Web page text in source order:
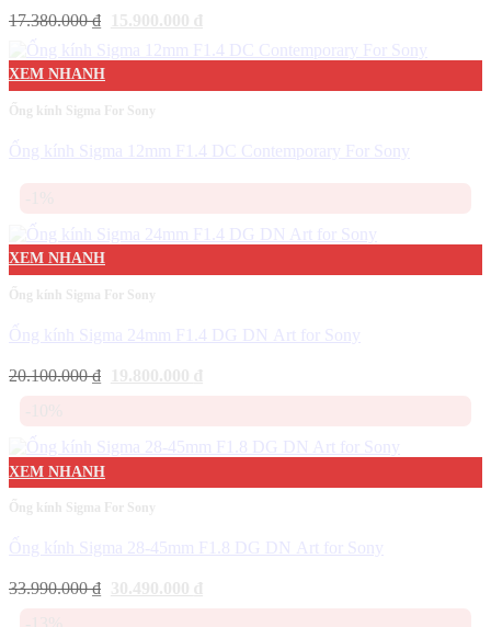
17.380.000₫
là:
tại
15.900.000 ₫.
XEM NHANH
Ống kính Sigma For Sony
Ống kính Sigma 12mm F1.4 DC Contemporary For Sony
XEM NHANH
Ống kính Sigma For Sony
Ống kính Sigma 24mm F1.4 DG DN Art for Sony
20.100.000₫
19.800.000 ₫.
XEM NHANH
Ống kính Sigma For Sony
Ống kính Sigma 28-45mm F1.8 DG DN Art for Sony
33.990.000₫